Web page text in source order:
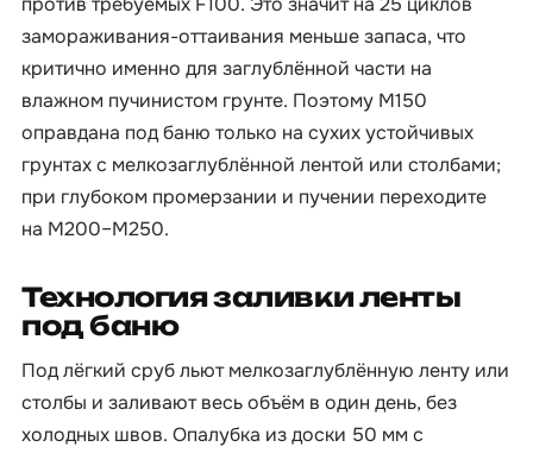
замораживания-оттаивания меньше запаса, что
критично именно для заглублённой части на
влажном пучинистом грунте. Поэтому М150
оправдана под баню только на сухих устойчивых
грунтах с мелкозаглублённой лентой или столбами;
при глубоком промерзании и пучении переходите
на М200–М250.
Технология заливки ленты
под баню
Под лёгкий сруб льют мелкозаглублённую ленту или
столбы и заливают весь объём в один день, без
холодных швов. Опалубка из доски 50 мм с